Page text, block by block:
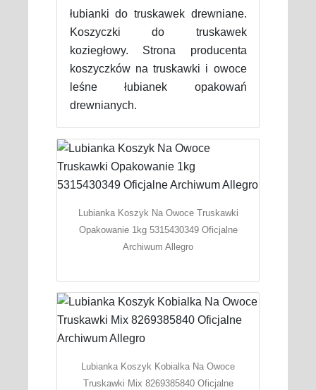
łubianki do truskawek drewniane.
Koszyczki do truskawek
koziegłowy. Strona producenta
koszyczków na truskawki i owoce
leśne łubianek opakowań
drewnianych.
Lubianka Koszyk Na Owoce Truskawki
Opakowanie 1kg 5315430349 Oficjalne
Archiwum Allegro
Lubianka Koszyk Kobialka Na Owoce
Truskawki Mix 8269385840 Oficjalne